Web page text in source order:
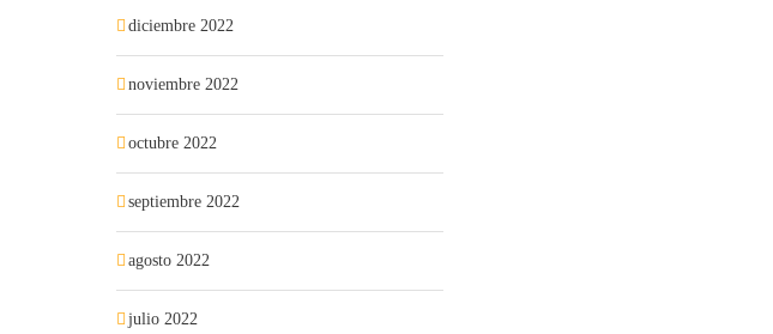
diciembre 2022
noviembre 2022
octubre 2022
septiembre 2022
agosto 2022
julio 2022